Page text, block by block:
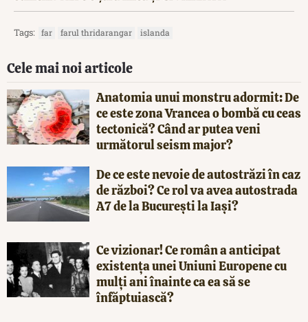
Tags: far farul thridarangar islanda
Cele mai noi articole
Anatomia unui monstru adormit: De
ce este zona Vrancea o bombă cu ceas
tectonică? Când ar putea veni
următorul seism major?
De ce este nevoie de autostrăzi în caz
de război? Ce rol va avea autostrada
A7 de la București la Iași?
Ce vizionar! Ce român a anticipat
existența unei Uniuni Europene cu
mulți ani înainte ca ea să se
înfăptuiască?